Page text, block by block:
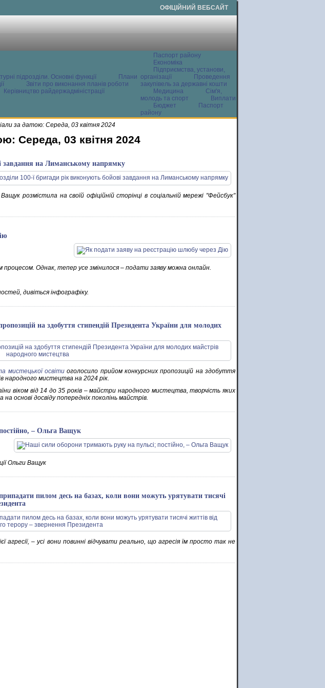
ОФІЦІЙНИЙ ВЕБСАЙТ
підрозділи. Основні функції
Плани
Звіти про виконання планів роботи
Керівництво райдержадміністрації
Паспорт району
Економіка
Підприємства, установи,
організації
Проведення
закупівель за державні кошти
Медицина
Сім'я,
молодь та спорт
Виплати
Бюджет
Паспорт
району
за датою: Середа, 03 квітня 2024
Середа, 03 квітня 2024
завдання на Лиманському напрямку
розмістила на своїй офіційній сторінці в соціальній мережі "Фейсбук"
Однак, тепер усе змінилося – подати заяву можна онлайн.
дивіться інфографіку.
на здобуття стипендій Президента України для молодих
мистецької освітиоголосило прийом конкурсних пропозицій на здобуття
народного мистецтва на 2024 рік.
віком від 14 до 35 років – майстри народного мистецтва, творчість яких
основі досвіду попередніх поколінь майстрів.
– Ольга Ващук
Ольги Ващук
пилом десь на базах, коли вони можуть урятувати тисячі
агресії, – усі вони повинні відчувати реально, що агресія їм просто так не